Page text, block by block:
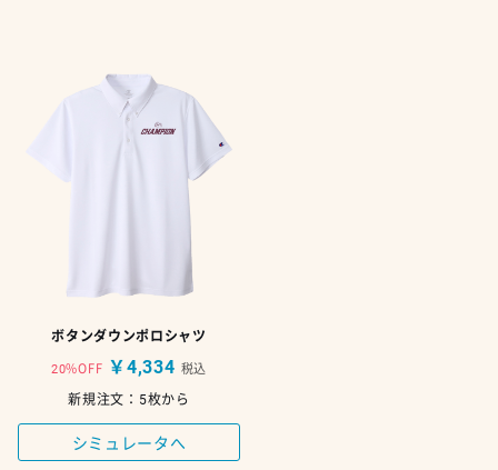
ボタンダウンポロシャツ
20%OFF ￥4,334 税込
新規注文：5枚から
シミュレータへ